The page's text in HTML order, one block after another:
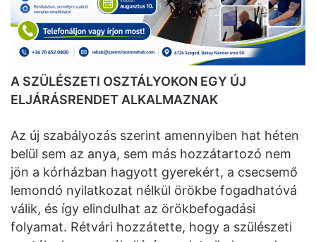
A SZÜLÉSZETI OSZTÁLYOKON EGY ÚJ
ELJÁRÁSRENDET ALKALMAZNAK
Az új szabályozás szerint amennyiben hat héten
belül sem az anya, sem más hozzátartozó nem
jön a kórházban hagyott gyerekért, a csecsemő
lemondó nyilatkozat nélkül örökbe fogadhatóvá
válik, és így elindulhat az örökbefogadási
folyamat. Rétvári hozzátette, hogy a szülészeti